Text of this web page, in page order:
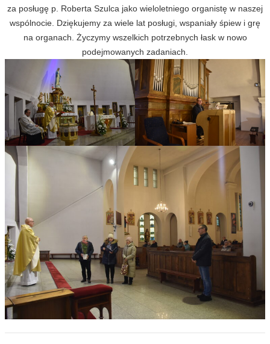
za posługę p. Roberta Szulca jako wieloletniego organistę w naszej
wspólnocie. Dziękujemy za wiele lat posługi, wspaniały śpiew i grę
na organach. Życzymy wszelkich potrzebnych łask w nowo
podejmowanych zadaniach.